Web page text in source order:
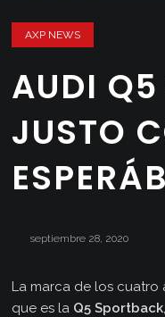
AXP NEWS
AUDI
JUSTO
septiembre 28, 2020
La marca de los cuatro
que es la Q5 Sportback